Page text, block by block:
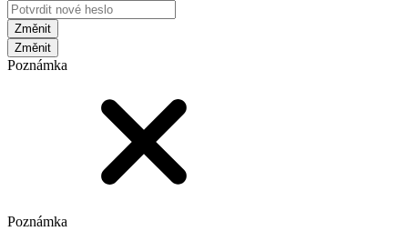
Změnit
Poznámka
Poznámka